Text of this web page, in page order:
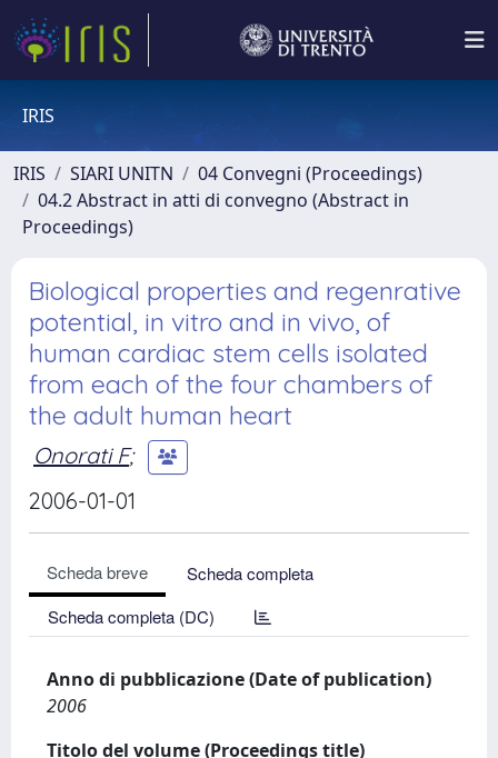
IRIS
IRIS SIARI UNITN
04 Convegni (Proceedings)
04.2 Abstract in atti di convegno (Abstract in
Proceedings)
Biological properties and regenrative
potential, in vitro and in vivo, of
human cardiac stem cells isolated
from each of the four chambers of
the adult human heart
Onorati F;
2006-01-01
Scheda breve
Scheda completa
Scheda completa (DC)
Anno di pubblicazione (Date of publication)
2006
Titolo del volume (Proceedings title)